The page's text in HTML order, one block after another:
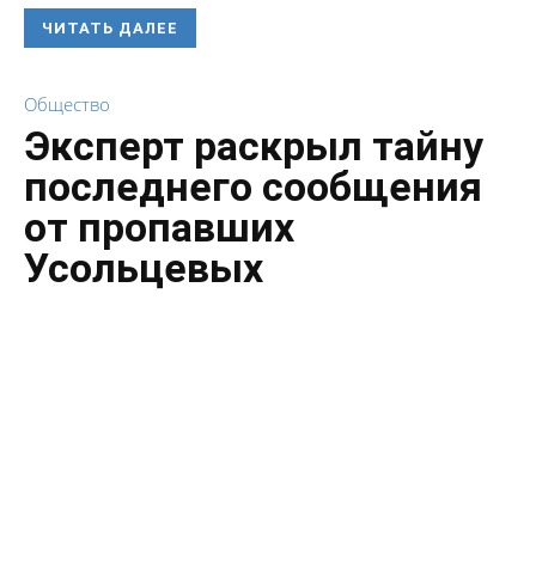
ЧИТАТЬ ДАЛЕЕ
Общество
Эксперт раскрыл тайну
последнего сообщения
от пропавших
Усольцевых